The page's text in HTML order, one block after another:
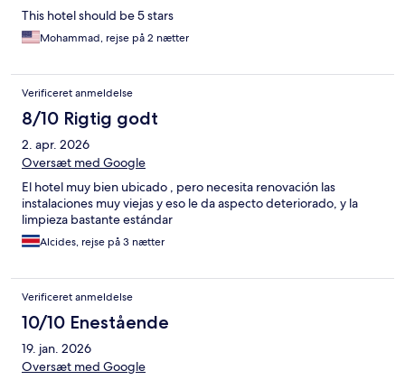
This hotel should be 5 stars
Mohammad, rejse på 2 nætter
Verificeret anmeldelse
8/10 Rigtig godt
2. apr. 2026
Oversæt med Google
El hotel muy bien ubicado , pero necesita renovación las
instalaciones muy viejas y eso le da aspecto deteriorado, y la
limpieza bastante estándar
Alcides, rejse på 3 nætter
Verificeret anmeldelse
10/10 Enestående
19. jan. 2026
Oversæt med Google